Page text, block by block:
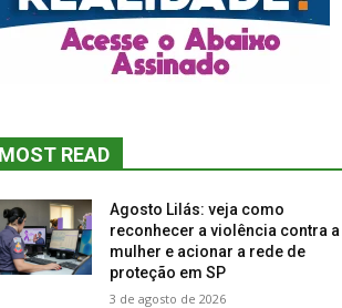
READ
Agosto Lilás: veja como
reconhecer a violência contra a
mulher e acionar a rede de
proteção em SP
3 de agosto de 2026